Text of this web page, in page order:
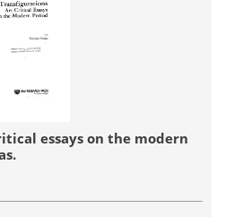
essays on the modern